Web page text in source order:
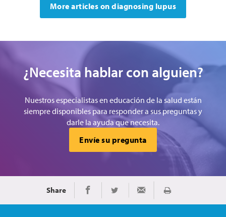
More articles on diagnosing lupus
¿Necesita hablar con alguien?
Nuestros especialistas en educación de la salud están
siempre disponibles para responder a sus preguntas y
darle la ayuda que necesita.
Envíe su pregunta
Share Share on Facebook
Share on TwitterShare via EmailImprimir